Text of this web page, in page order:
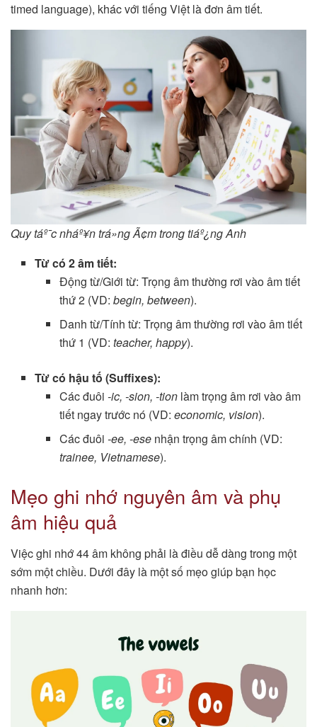
timed language), khác với tiếng Việt là đơn âm tiết.
Quy táº¯c nháº¥n trá»ng Ã¢m trong tiáº¿ng Anh
Từ có 2 âm tiết:
Động từ/Giới từ: Trọng âm thường rơi vào âm tiết
thứ 2 (VD: begin, between).
Danh từ/Tính từ: Trọng âm thường rơi vào âm tiết
thứ 1 (VD: teacher, happy).
Từ có hậu tố (Suffixes):
Các đuôi -ic, -sion, -tionlàm trọng âm rơi vào âm
tiết ngay trước nó (VD: economic, vision).
Các đuôi -ee, -esenhận trọng âm chính (VD:
trainee, Vietnamese).
Mẹo ghi nhớ nguyên âm và phụ
âm hiệu quả
Việc ghi nhớ 44 âm không phải là điều dễ dàng trong một
sớm một chiều. Dưới đây là một số mẹo giúp bạn học
nhanh hơn: